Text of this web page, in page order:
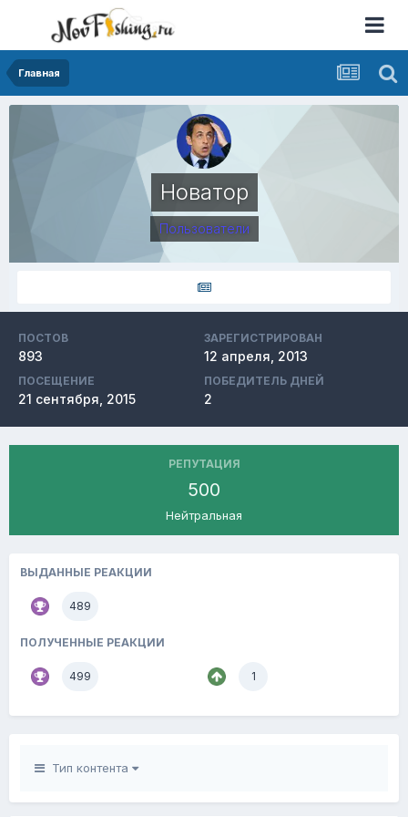
Главная
Новатор
Пользователи
ПОСТОВ
893
ЗАРЕГИСТРИРОВАН
12 апреля, 2013
ПОСЕЩЕНИЕ
21 сентября, 2015
ПОБЕДИТЕЛЬ ДНЕЙ
2
РЕПУТАЦИЯ
500
Нейтральная
ВЫДАННЫЕ РЕАКЦИИ
489
ПОЛУЧЕННЫЕ РЕАКЦИИ
499 1
Тип контента